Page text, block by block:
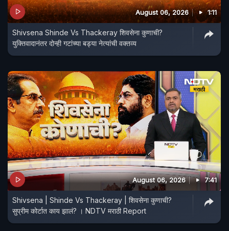
August 06, 2026 1:11
Shivsena Shinde Vs Thackeray शिवसेना कुणाची?
युक्तिवादानंतर दोन्ही गटांच्या बड्या नेत्यांची वक्तव्य
August 06, 2026 7:41
Shivsena | Shinde Vs Thackeray | शिवसेना कुणाची?
सुप्रीम कोर्टात काय झालं? । NDTV मराठी Report